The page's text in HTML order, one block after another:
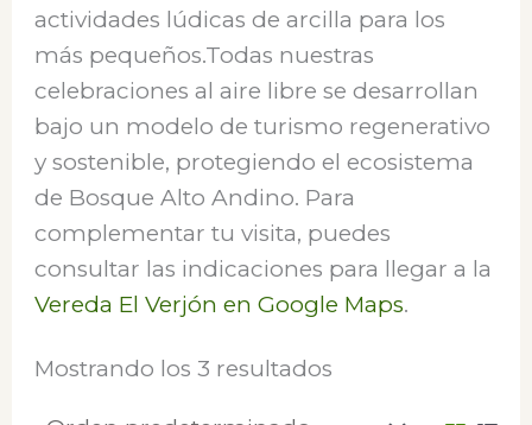
actividades lúdicas de arcilla para los
más pequeños.Todas nuestras
celebraciones al aire libre se desarrollan
bajo un modelo de turismo regenerativo
y sostenible, protegiendo el ecosistema
de Bosque Alto Andino. Para
complementar tu visita, puedes
consultar las indicaciones para llegar a la
Vereda El Verjón en Google Maps.
Mostrando los 3 resultados